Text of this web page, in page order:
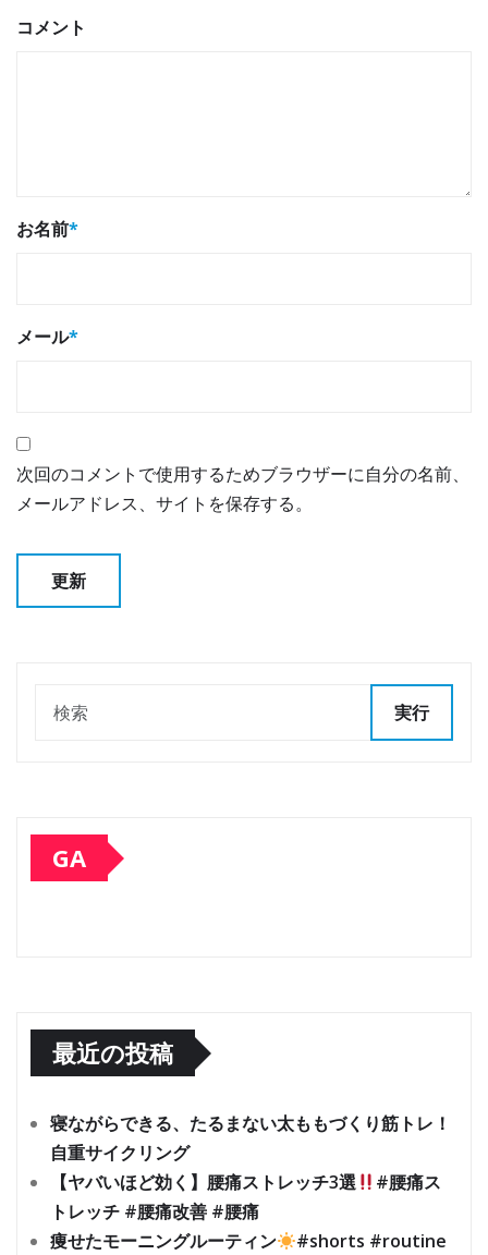
コメント
お名前*
メール*
次回のコメントで使用するためブラウザーに自分の名前、
メールアドレス、サイトを保存する。
実行
GA
最近の投稿
寝ながらできる、たるまない太ももづくり筋トレ！
自重サイクリング
【ヤバいほど効く】腰痛ストレッチ3選
#腰痛ス
トレッチ #腰痛改善 #腰痛
痩せたモーニングルーティン
#shorts #routine